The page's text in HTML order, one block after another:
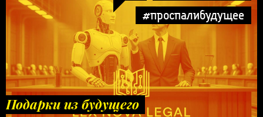
#проспалибудущее
Подарки из будущего